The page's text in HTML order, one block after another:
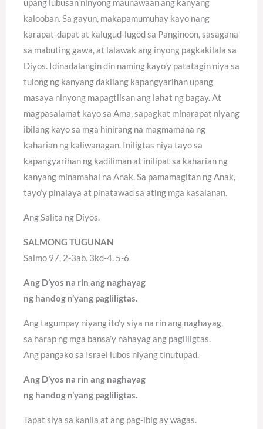
kalooban. Sa gayun, makapamumuhay kayo nang
karapat-dapat at kalugud-lugod sa Panginoon, sasagana
sa mabuting gawa, at lalawak ang inyong pagkakilala sa
Diyos. Idinadalangin din naming kayo’y patatagin niya sa
tulong ng kanyang dakilang kapangyarihan upang
masaya ninyong mapagtiisan ang lahat ng bagay. At
magpasalamat kayo sa Ama, sapagkat minarapat niyang
ibilang kayo sa mga hinirang na magmamana ng
kaharian ng kaliwanagan. Iniligtas niya tayo sa
kapangyarihan ng kadiliman at inilipat sa kaharian ng
kanyang minamahal na Anak. Sa pamamagitan ng Anak,
tayo’y pinalaya at pinatawad sa ating mga kasalanan.
Ang Salita ng Diyos.
SALMONG TUGUNAN
Salmo 97, 2-3ab. 3kd-4. 5-6
Ang D’yos na rin ang naghayag
ng handog n’yang pagliligtas.
Ang tagumpay niyang ito’y siya na rin ang naghayag,
sa harap ng mga bansa’y nahayag ang pagliligtas.
Ang pangako sa Israel lubos niyang tinutupad.
Ang D’yos na rin ang naghayag
ng handog n’yang pagliligtas.
Tapat siya sa kanila at ang pag-ibig ay wagas.